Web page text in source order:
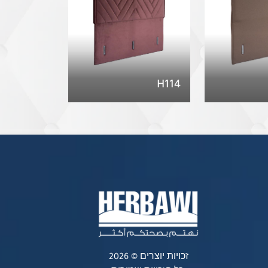
H114
זכויות יוצרים © 2026